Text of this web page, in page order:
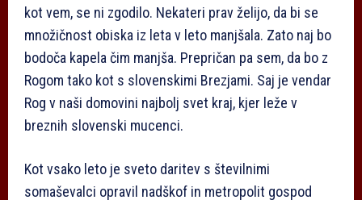
kot vem, se ni zgodilo. Nekateri prav želijo, da bi se
množičnost obiska iz leta v leto manjšala. Zato naj bo
bodoča kapela čim manjša. Prepričan pa sem, da bo z
Rogom tako kot s slovenskimi Brezjami. Saj je vendar
Rog v naši domovini najbolj svet kraj, kjer leže v
breznih slovenski mucenci.
Kot vsako leto je sveto daritev s številnimi
somaševalci opravil nadškof in metropolit gospod